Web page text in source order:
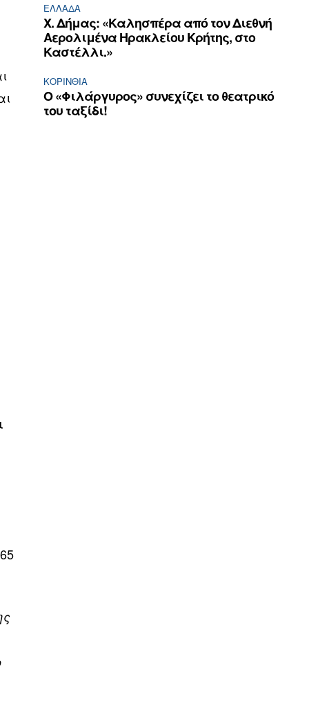
ΕΛΛΆΔΑ
Χ. Δήμας: «Καλησπέρα από τον Διεθνή
Αερολιμένα Ηρακλείου Κρήτης, στο
Καστέλλι.»
ΚΟΡΙΝΘΊΑ
Ο «Φιλάργυρος» συνεχίζει το θεατρικό
του ταξίδι!